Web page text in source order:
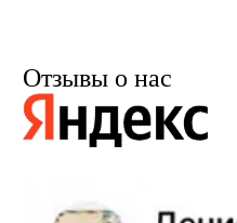
Отзывы о нас